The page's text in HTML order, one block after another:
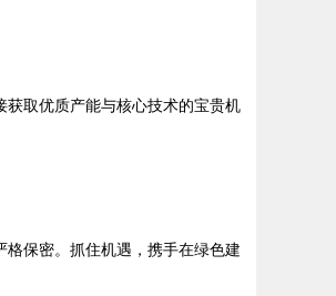
取优质产能与核心技术的宝贵机
保密。抓住机遇，携手在绿色建